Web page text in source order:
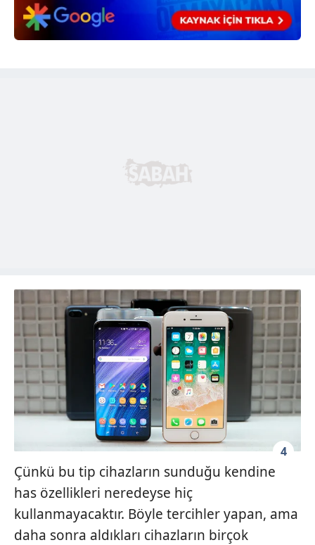
ilgili mevzuata uygun olarak kullanılan çerezlerle ilgili bilgi
almak için lütfen
4
Çünkü bu tip cihazların sunduğu kendine
has özellikleri neredeyse hiç
kullanmayacaktır. Böyle tercihler yapan, ama
daha sonra aldıkları cihazların birçok